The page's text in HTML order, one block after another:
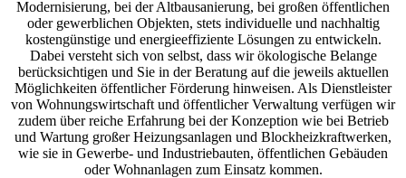
Modernisierung, bei der Altbausanierung, bei großen öffentlichen
oder gewerblichen Objekten, stets individuelle und nachhaltig
kostengünstige und energieeffiziente Lösungen zu entwickeln.
Dabei versteht sich von selbst, dass wir ökologische Belange
berücksichtigen und Sie in der Beratung auf die jeweils aktuellen
Möglichkeiten öffentlicher Förderung hinweisen. Als Dienstleister
von Wohnungswirtschaft und öffentlicher Verwaltung verfügen wir
zudem über reiche Erfahrung bei der Konzeption wie bei Betrieb
und Wartung großer Heizungsanlagen und Blockheizkraftwerken,
wie sie in Gewerbe- und Industriebauten, öffentlichen Gebäuden
oder Wohnanlagen zum Einsatz kommen.